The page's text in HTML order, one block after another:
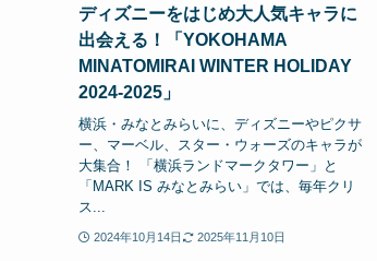
ディズニーをはじめ大人気キャラに
出会える！「YOKOHAMA
MINATOMIRAI WINTER HOLIDAY
2024-2025」
横浜・みなとみらいに、ディズニーやピクサ
ー、マーベル、スター・ウォーズのキャラが
大集合！ 「横浜ランドマークタワー」と
「MARK IS みなとみらい」では、毎年クリ
ス...
2024年10月14日 2025年11月10日